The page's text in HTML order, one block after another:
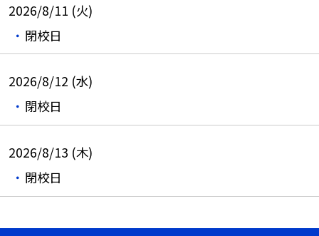
2026/8/11 (火)
閉校日
2026/8/12 (水)
閉校日
2026/8/13 (木)
閉校日